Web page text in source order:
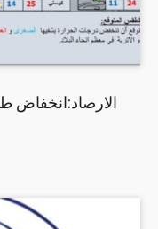
الارصاد:انخفاض